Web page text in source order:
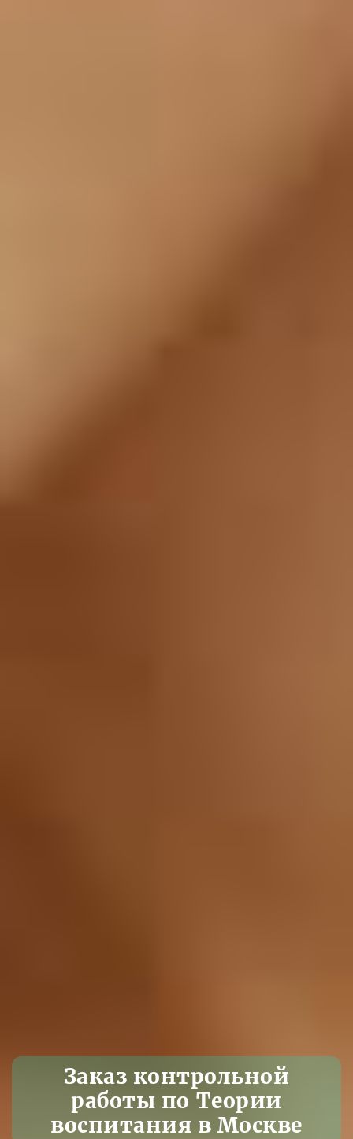
Заказ контрольной
работы по Теории
воспитания в Москве